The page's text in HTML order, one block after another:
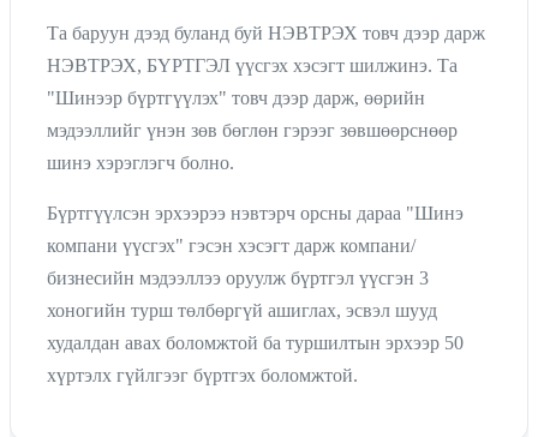
Та баруун дээд буланд буй НЭВТРЭХ товч дээр дарж
НЭВТРЭХ, БҮРТГЭЛ үүсгэх хэсэгт шилжинэ. Та
"Шинээр бүртгүүлэх" товч дээр дарж, өөрийн
мэдээллийг үнэн зөв бөглөн гэрээг зөвшөөрснөөр
шинэ хэрэглэгч болно.
Бүртгүүлсэн эрхээрээ нэвтэрч орсны дараа "Шинэ
компани үүсгэх" гэсэн хэсэгт дарж компани/
бизнесийн мэдээллээ оруулж бүртгэл үүсгэн 3
хоногийн турш төлбөргүй ашиглах, эсвэл шууд
худалдан авах боломжтой ба туршилтын эрхээр 50
хүртэлх гүйлгээг бүртгэх боломжтой.